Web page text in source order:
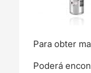
Para obter
Poderá